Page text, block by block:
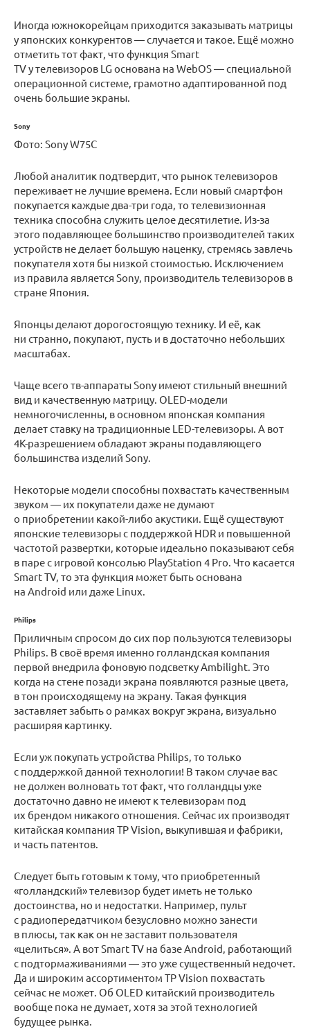
Иногда южнокорейцам приходится заказывать матрицы
у японских конкурентов — случается и такое. Ещё можно
отметить тот факт, что функция Smart
TV у телевизоров LG основана на WebOS — специальной
операционной системе, грамотно адаптированной под
очень большие экраны.
Sony
Фото: Sony W75C
Любой аналитик подтвердит, что рынок телевизоров
переживает не лучшие времена. Если новый смартфон
покупается каждые два-три года, то телевизионная
техника способна служить целое десятилетие. Из-за
этого подавляющее большинство производителей таких
устройств не делает большую наценку, стремясь завлечь
покупателя хотя бы низкой стоимостью. Исключением
из правила является Sony, производитель телевизоров в
стране Япония.
Японцы делают дорогостоящую технику. И её, как
ни странно, покупают, пусть и в достаточно небольших
масштабах.
Чаще всего тв-аппараты Sony имеют стильный внешний
вид и качественную матрицу. OLED-модели
немногочисленны, в основном японская компания
делает ставку на традиционные LED-телевизоры. А вот
4K-разрешением обладают экраны подавляющего
большинства изделий Sony.
Некоторые модели способны похвастать качественным
звуком — их покупатели даже не думают
о приобретении какой-либо акустики. Ещё существуют
японские телевизоры с поддержкой HDR и повышенной
частотой развертки, которые идеально показывают себя
в паре с игровой консолью PlayStation 4 Pro. Что касается
Smart TV, то эта функция может быть основана
на Android или даже Linux.
Philips
Приличным спросом до сих пор пользуются телевизоры
Philips. В своё время именно голландская компания
первой внедрила фоновую подсветку Ambilight. Это
когда на стене позади экрана появляются разные цвета,
в тон происходящему на экрану. Такая функция
заставляет забыть о рамках вокруг экрана, визуально
расширяя картинку.
Если уж покупать устройства Philips, то только
с поддержкой данной технологии! В таком случае вас
не должен волновать тот факт, что голландцы уже
достаточно давно не имеют к телевизорам под
их брендом никакого отношения. Сейчас их производят
китайская компания TP Vision, выкупившая и фабрики,
и часть патентов.
Следует быть готовым к тому, что приобретенный
«голландский» телевизор будет иметь не только
достоинства, но и недостатки. Например, пульт
с радиопередатчиком безусловно можно занести
в плюсы, так как он не заставит пользователя
«целиться». А вот Smart TV на базе Android, работающий
с подтормаживаниями — это уже существенный недочет.
Да и широким ассортиментом TP Vision похвастать
сейчас не может. Об OLED китайский производитель
вообще пока не думает, хотя за этой технологией
будущее рынка.